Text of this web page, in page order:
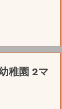
稚園 2マ